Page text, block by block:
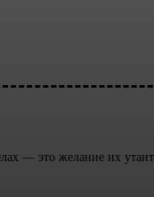
— это желание их